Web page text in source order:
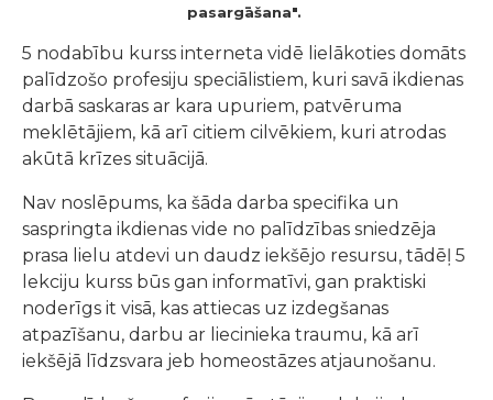
pasargāšana".
5 nodabību kurss interneta vidē lielākoties domāts
palīdzošo profesiju speciālistiem, kuri savā ikdienas
darbā saskaras ar kara upuriem, patvēruma
meklētājiem, kā arī citiem cilvēkiem, kuri atrodas
akūtā krīzes situācijā.
Nav noslēpums, ka šāda darba specifika un
saspringta ikdienas vide no palīdzības sniedzēja
prasa lielu atdevi un daudz iekšējo resursu, tādēļ 5
lekciju kurss būs gan informatīvi, gan praktiski
noderīgs it visā, kas attiecas uz izdegšanas
atpazīšanu, darbu ar liecinieka traumu, kā arī
iekšējā līdzsvara jeb homeostāzes atjaunošanu.